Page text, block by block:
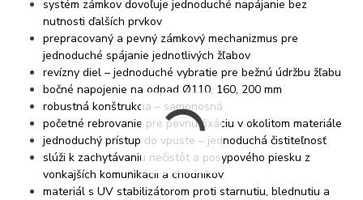
systém zámkov dovoľuje jednoduché napájanie bez
nutnosti ďalších prvkov
prepracovaný a pevný zámkový mechanizmus pre
jednoduché spájanie jednotlivých žľabov
revízny diel – jednoduché vybratie pre bežnú údržbu žľabu
bočné napojenie na odpad Ø110, 160, 200 mm
robustná konštrukcia – samonosná
početné rebrovanie pre pevnú fixáciu v okolitom materiále
jednoduchý prístup do vpuste – jednoduchá čistiteľnosť
slúži k zachytávaniu nečistôt a posypového piesku z
vonkajších komunikácii a chodníkov
materiál s UV stabilizátorom proti starnutiu, blednutiu a